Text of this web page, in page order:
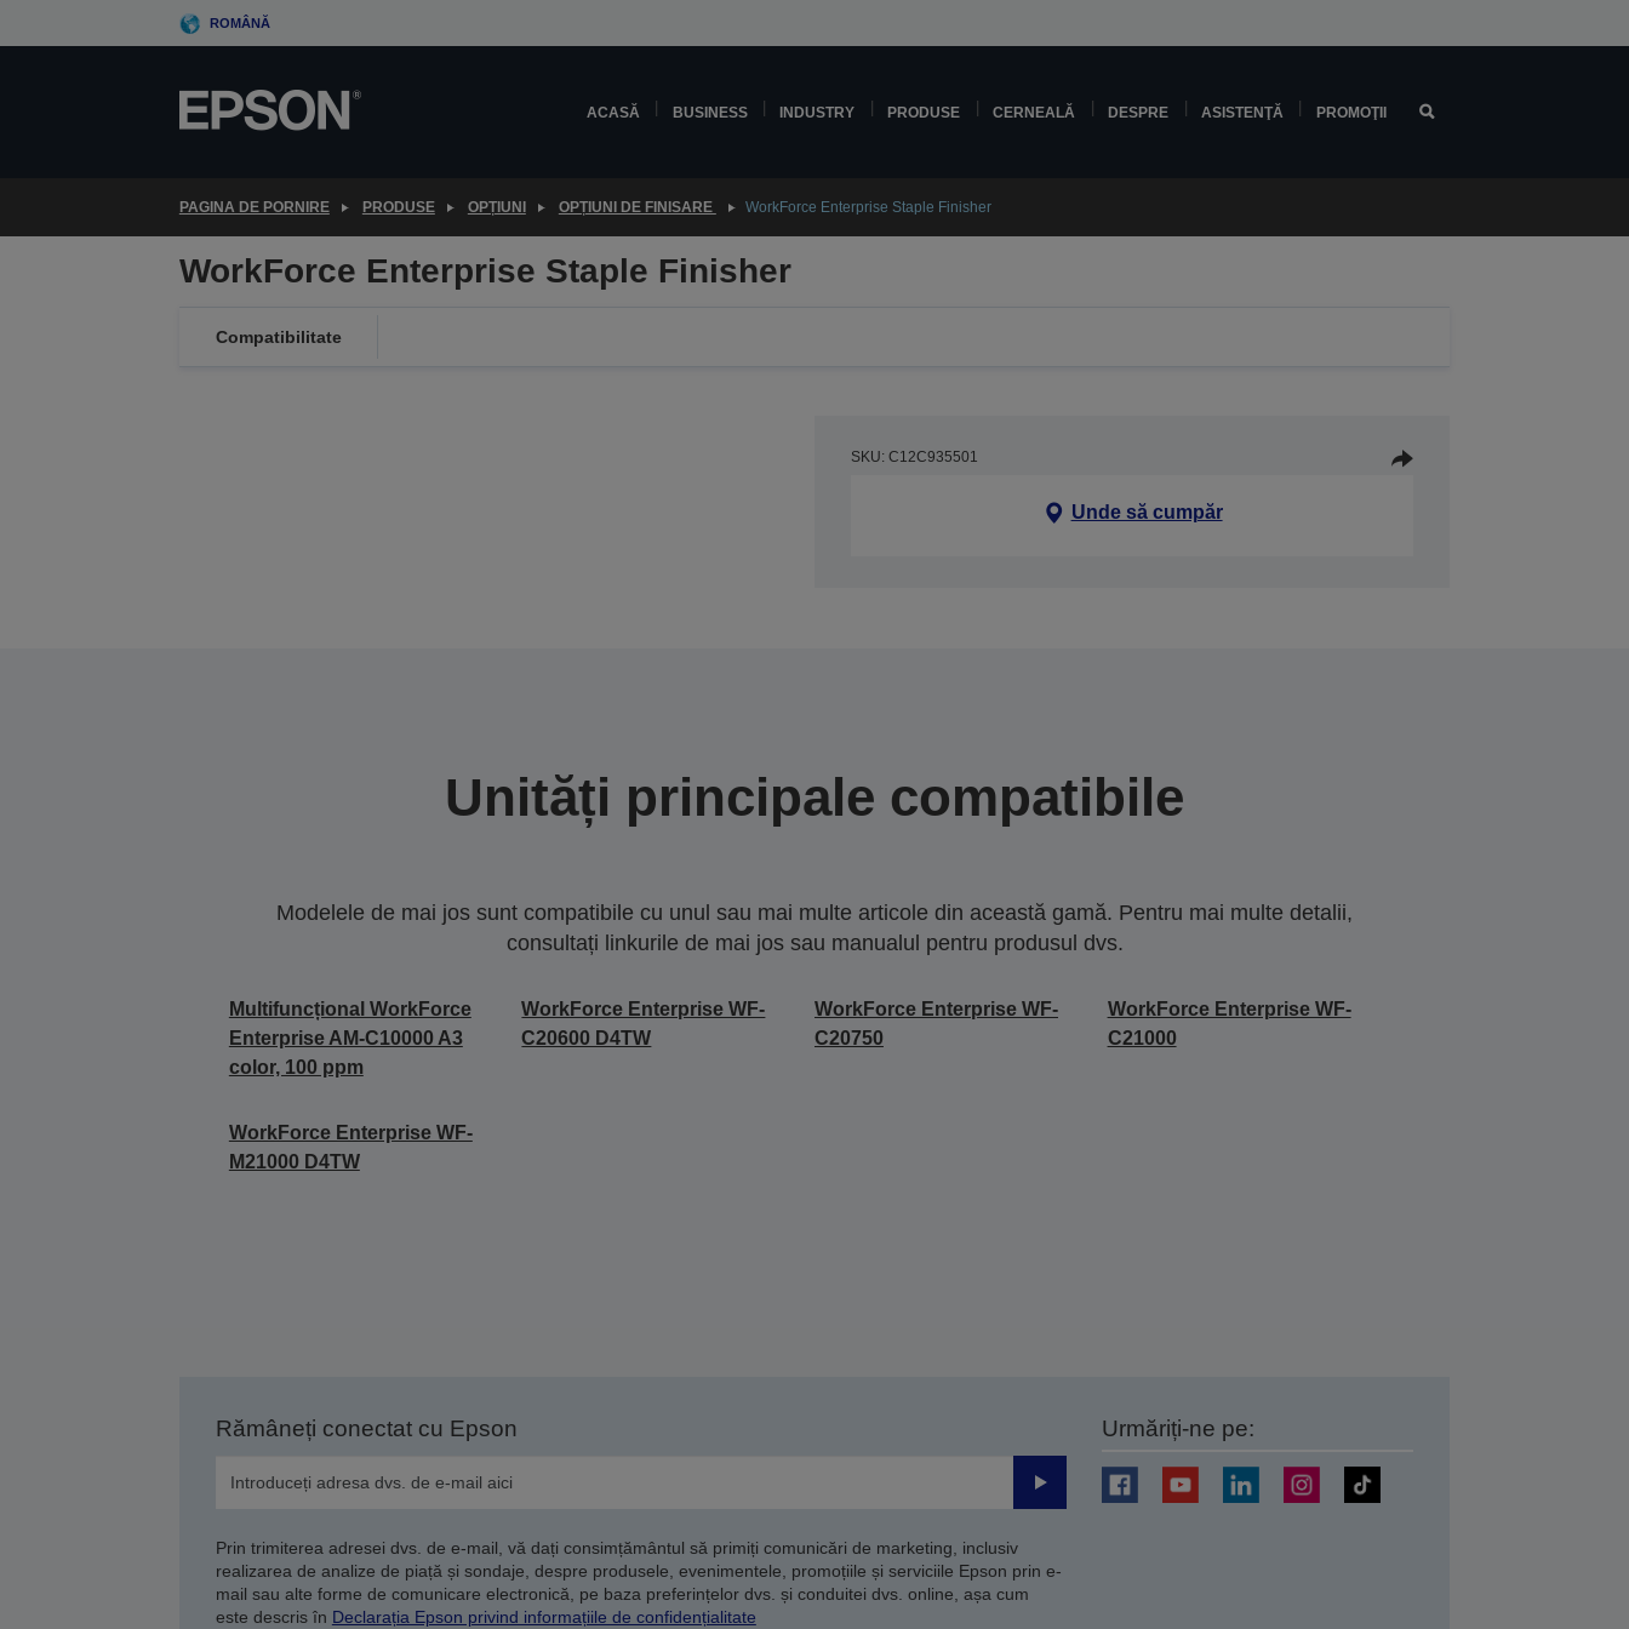
to
ROMÂNĂ
ACASĂ BUSINESS INDUSTRY PRODUSE CERNEALĂ DESPRE ASISTENŢĂ PROMOŢII
PAGINA DE PORNIRE PRODUSE OPȚIUNI OPȚIUNI DE FINISARE WorkForce Enterprise Staple Finisher
WorkForce Enterprise Staple Finisher
Compatibilitate
SKU: C12C935501
Unde să cumpăr
Unități principale compatibile
Modelele de mai jos sunt compatibile cu unul sau mai multe articole din această gamă. Pentru mai multe detalii,
consultați linkurile de mai jos sau manualul pentru produsul dvs.
Multifuncțional WorkForce
Enterprise AM-C10000 A3
color, 100 ppm
WorkForce Enterprise WF-
C20600 D4TW
WorkForce Enterprise WF-
C20750
WorkForce Enterprise WF-
C21000
WorkForce Enterprise WF-
M21000 D4TW
Rămâneți conectat cu Epson
Trimiteți
Prin trimiterea adresei dvs. de e-mail, vă dați consimțământul să primiți comunicări de marketing, inclusiv
realizarea de analize de piață și sondaje, despre produsele, evenimentele, promoțiile și serviciile Epson prin e-
mail sau alte forme de comunicare electronică, pe baza preferințelor dvs. și conduitei dvs. online, așa cum
este descris în Declarația Epson privind informațiile de confidențialitate
Urmăriți-ne pe: